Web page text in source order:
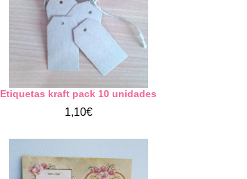
Etiquetas kraft pack 10 unidades
1,10€